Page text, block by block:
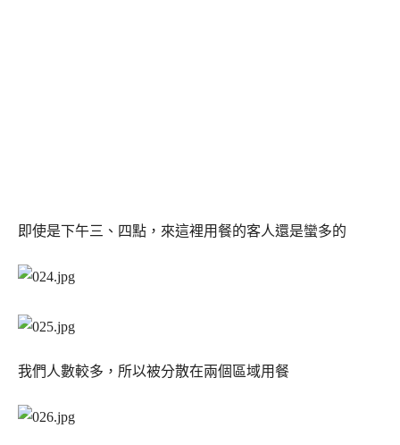
即使是下午三、四點，來這裡用餐的客人還是蠻多的
我們人數較多，所以被分散在兩個區域用餐